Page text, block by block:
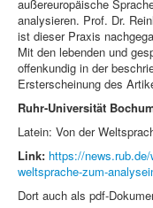
außereuropäische
analysieren. Prof. Dr.
ist dieser Praxis
Mit den lebenden und
offenkundig in der
Ersterscheinung des
Ruhr-Universität
Latein: Von der
Link: https://
weltsprache-zum-
Dort auch als pdf-